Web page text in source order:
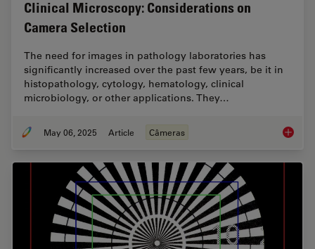
Clinical Microscopy: Considerations on
Camera Selection
The need for images in pathology laboratories has
significantly increased over the past few years, be it in
histopathology, cytology, hematology, clinical
microbiology, or other applications. They…
May 06, 2025 Article Câmeras Clinical